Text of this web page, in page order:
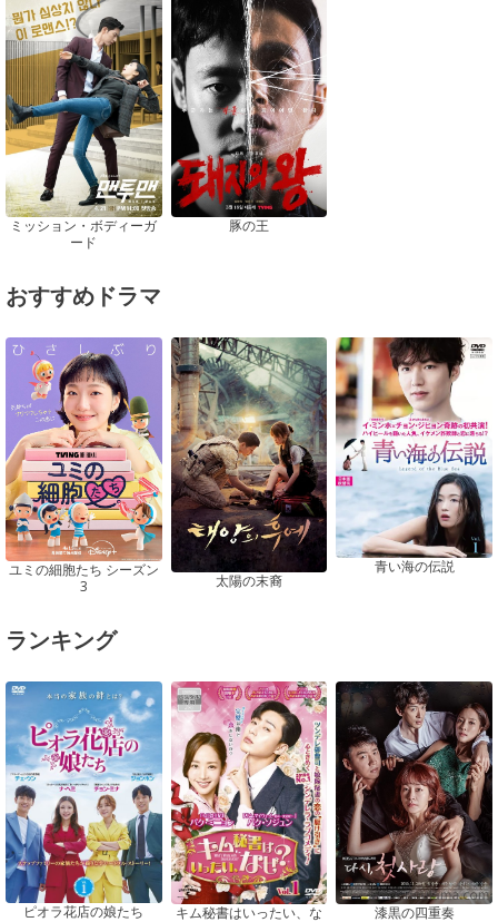
ミッション・ボディーガ
ード
豚の王
おすすめドラマ
ユミの細胞たち シーズン
3
太陽の末裔
青い海の伝説
ランキング
ピオラ花店の娘たち
キム秘書はいったい、な
漆黒の四重奏